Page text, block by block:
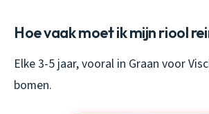
Hoe vaak moet ik mijn riool
Elke 3-5 jaar, vooral in Graan voor
bomen.